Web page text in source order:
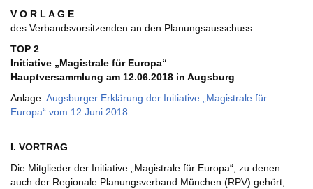
V O R L A G E
des Verbandsvorsitzenden an den Planungsausschuss
TOP 2
Initiative „Magistrale für Europa“
Hauptversammlung am 12.06.2018 in Augsburg
Anlage: Augsburger Erklärung der Initiative „Magistrale für
Europa“ vom 12.Juni 2018
I. VORTRAG
Die Mitglieder der Initiative „Magistrale für Europa“, zu denen
auch der Regionale Planungsverband München (RPV) gehört,